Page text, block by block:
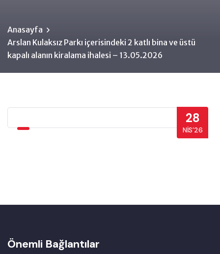
Anasayfa
Arslan Kulaksız Parkı içerisindeki 2 katlı bina ve üstü
kapalı alanın kiralama ihalesi – 13.05.2026
28
NIS’26
Önemli Bağlantılar